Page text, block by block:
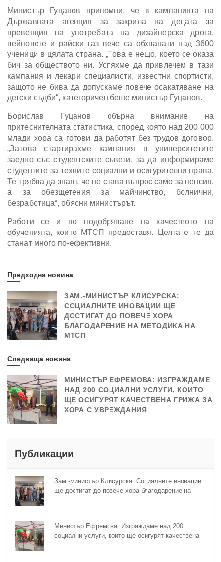
Министър Гуцанов припомни, че в кампанията на
Държавната агенция за закрила на децата за
превенция на употребата на дизайнерска дрога,
вейповете и райски газ вече са обхванати над 3600
ученици в цялата страна. „Това е нещо, което се оказа
бич за обществото ни. Успяхме да привлечем в тази
кампания и лекари специалисти, известни спортисти,
защото не бива да допускаме повече осакатяване на
детски съдби“, категоричен беше министър Гуцанов.
Борислав Гуцанов обърна внимание на
притеснителната статистика, според която над 200 000
млади хора са готови да работят без трудов договор.
„Затова стартирахме кампания в университетите
заедно със студентските съвети, за да информираме
студентите за техните социални и осигурителни права.
Те трябва да знаят, че не става въпрос само за пенсия,
а за обезщетения за майчинство, болнични,
безработица“, обясни министърът.
Работи се и по подобряване на качеството на
обученията, които МТСП предоставя. Целта е те да
станат много по-ефективни.
Предходна новина
ЗАМ.-МИНИСТЪР КЛИСУРСКА:
СОЦИАЛНИТЕ ИНОВАЦИИ ЩЕ
ДОСТИГАТ ДО ПОВЕЧЕ ХОРА
БЛАГОДАРЕНИЕ НА МЕТОДИКА НА
МТСП
Следваща новина
МИНИСТЪР ЕФРЕМОВА: ИЗГРАЖДАМЕ
НАД 200 СОЦИАЛНИ УСЛУГИ, КОИТО
ЩЕ ОСИГУРЯТ КАЧЕСТВЕНА ГРИЖА ЗА
ХОРА С УВРЕЖДАНИЯ
Публикации
Зам.-министър Клисурска: Социалните иновации
ще достигат до повече хора благодарение на
Министър Ефремова: Изграждаме над 200
социални услуги, които ще осигурят качествена